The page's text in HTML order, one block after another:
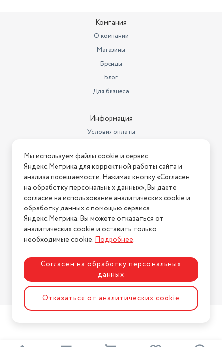
Компания
О компании
Магазины
Бренды
Блог
Для бизнеса
Информация
Условия оплаты
Условия возврата
Нашли ошибку на сайте? Напишите нам
2026 © Интернет-магазин "АстМаркет". У нас есть всё!
Политика конфиденциальности
Разработка сайтаASTDESIGN
Мы используем файлы cookie и сервис
Яндекс.Метрика для корректной работы сайта и
анализа посещаемости. Нажимая кнопку «Согласен
на обработку персональных данных», Вы даете
согласие на использование аналитических cookie и
обработку данных с помощью сервиса
Яндекс.Метрика. Вы можете отказаться от
аналитических cookie и оставить только
необходимые cookie.Подробнее.
Согласен на обработку персональных
данных
Отказаться от аналитических cookie